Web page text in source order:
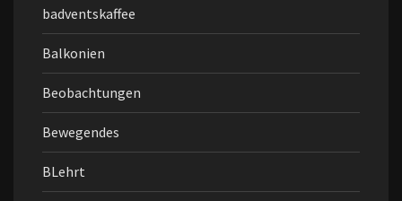
badventskaffee
Balkonien
Beobachtungen
Bewegendes
BLehrt